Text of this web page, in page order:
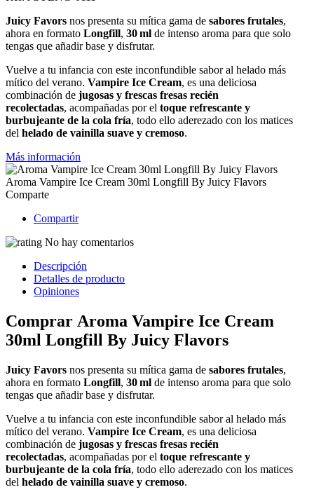
Juicy Favors nos presenta su mítica gama de sabores frutales,
ahora en formato Longfill, 30 ml de intenso aroma para que solo
tengas que añadir base y disfrutar.
Vuelve a tu infancia con este inconfundible sabor al helado más
mítico del verano. Vampire Ice Cream, es una deliciosa
combinación de jugosas y frescas fresas recién
recolectadas, acompañadas por el toque refrescante y
burbujeante de la cola fría, todo ello aderezado con los matices
del helado de vainilla suave y cremoso.
Más información
Aroma Vampire Ice Cream 30ml Longfill By Juicy Flavors
Comparte
Compartir
No hay comentarios
Descripción
Detalles de producto
Opiniones
Comprar Aroma Vampire Ice Cream
30ml Longfill By Juicy Flavors
Juicy Favors nos presenta su mítica gama de sabores frutales,
ahora en formato Longfill, 30 ml de intenso aroma para que solo
tengas que añadir base y disfrutar.
Vuelve a tu infancia con este inconfundible sabor al helado más
mítico del verano. Vampire Ice Cream, es una deliciosa
combinación de jugosas y frescas fresas recién
recolectadas, acompañadas por el toque refrescante y
burbujeante de la cola fría, todo ello aderezado con los matices
del helado de vainilla suave y cremoso.